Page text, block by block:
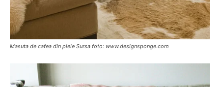
Masuta de cafea din piele Sursa foto: www.designsponge.com